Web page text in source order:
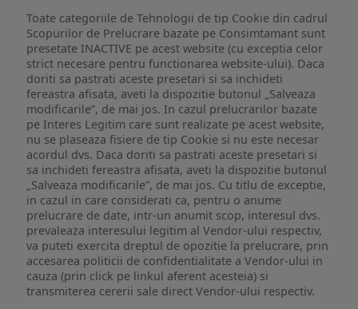
Toate categoriile de Tehnologii de tip Cookie din cadrul
Scopurilor de Prelucrare bazate pe Consimtamant sunt
presetate INACTIVE pe acest website (cu exceptia celor
strict necesare pentru functionarea website-ului). Daca
doriti sa pastrati aceste presetari si sa inchideti
fereastra afisata, aveti la dispozitie butonul „Salveaza
modificarile”, de mai jos. In cazul prelucrarilor bazate
pe Interes Legitim care sunt realizate pe acest website,
nu se plaseaza fisiere de tip Cookie si nu este necesar
acordul dvs. Daca doriti sa pastrati aceste presetari si
sa inchideti fereastra afisata, aveti la dispozitie butonul
„Salveaza modificarile”, de mai jos. Cu titlu de exceptie,
in cazul in care considerati ca, pentru o anume
prelucrare de date, intr-un anumit scop, interesul dvs.
prevaleaza interesului legitim al Vendor-ului respectiv,
va puteti exercita dreptul de opozitie la prelucrare, prin
accesarea politicii de confidentialitate a Vendor-ului in
cauza (prin click pe linkul aferent acesteia) si
transmiterea cererii sale direct Vendor-ului respectiv.